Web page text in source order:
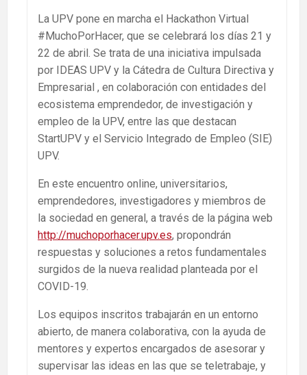
La UPV pone en marcha el Hackathon Virtual
#MuchoPorHacer, que se celebrará los días 21 y
22 de abril. Se trata de una iniciativa impulsada
por IDEAS UPV y la Cátedra de Cultura Directiva y
Empresarial , en colaboración con entidades del
ecosistema emprendedor, de investigación y
empleo de la UPV, entre las que destacan
StartUPV y el Servicio Integrado de Empleo (SIE)
UPV.
En este encuentro online, universitarios,
emprendedores, investigadores y miembros de
la sociedad en general, a través de la página web
http://muchoporhacer.upv.es, propondrán
respuestas y soluciones a retos fundamentales
surgidos de la nueva realidad planteada por el
COVID-19.
Los equipos inscritos trabajarán en un entorno
abierto, de manera colaborativa, con la ayuda de
mentores y expertos encargados de asesorar y
supervisar las ideas en las que se teletrabaje, y